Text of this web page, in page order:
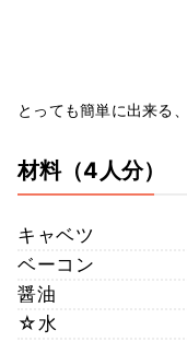
とっても簡単に出来る
材料（4人分）
キャベツ
ベーコン
醤油
☆水